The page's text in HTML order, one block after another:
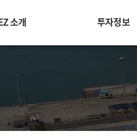
소개 투자정보